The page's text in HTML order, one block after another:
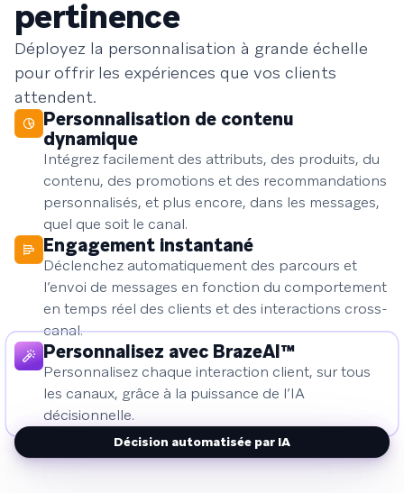
pertinence
Déployez la personnalisation à grande échelle
pour offrir les expériences que vos clients
attendent.
Personnalisation de contenu
dynamique
Intégrez facilement des attributs, des produits, du
contenu, des promotions et des recommandations
personnalisés, et plus encore, dans les messages,
quel que soit le canal.
Engagement instantané
Déclenchez automatiquement des parcours et
l’envoi de messages en fonction du comportement
en temps réel des clients et des interactions cross-
canal.
Personnalisez avec BrazeAI™
Personnalisez chaque interaction client, sur tous
les canaux, grâce à la puissance de l’IA
décisionnelle.
Décision automatisée par IA